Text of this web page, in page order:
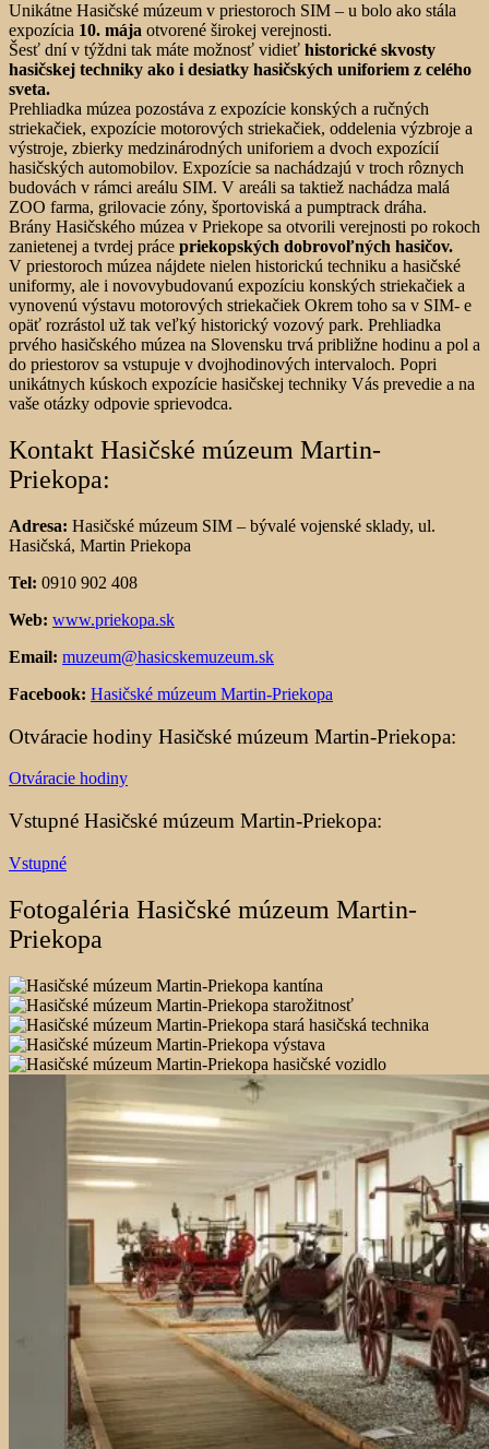
Unikátne Hasičské múzeum v priestoroch SIM – u bolo ako stála
expozícia 10. mája otvorené širokej verejnosti.
Šesť dní v týždni tak máte možnosť vidieť historické skvosty
hasičskej techniky ako i desiatky hasičských uniforiem z celého
sveta.
Prehliadka múzea pozostáva z expozície konských a ručných
striekačiek, expozície motorových striekačiek, oddelenia výzbroje a
výstroje, zbierky medzinárodných uniforiem a dvoch expozícií
hasičských automobilov. Expozície sa nachádzajú v troch rôznych
budovách v rámci areálu SIM. V areáli sa taktiež nachádza malá
ZOO farma, grilovacie zóny, športoviská a pumptrack dráha.
Brány Hasičského múzea v Priekope sa otvorili verejnosti po rokoch
zanietenej a tvrdej práce priekopských dobrovoľných hasičov.
V priestoroch múzea nájdete nielen historickú techniku a hasičské
uniformy, ale i novovybudovanú expozíciu konských striekačiek a
vynovenú výstavu motorových striekačiek Okrem toho sa v SIM- e
opäť rozrástol už tak veľký historický vozový park. Prehliadka
prvého hasičského múzea na Slovensku trvá približne hodinu a pol a
do priestorov sa vstupuje v dvojhodinových intervaloch. Popri
unikátnych kúskoch expozície hasičskej techniky Vás prevedie a na
vaše otázky odpovie sprievodca.
Kontakt Hasičské múzeum Martin-
Priekopa:
Adresa: Hasičské múzeum SIM – bývalé vojenské sklady, ul.
Hasičská, Martin Priekopa
Tel: 0910 902 408
Web: www.priekopa.sk
Email: muzeum@hasicskemuzeum.sk
Facebook: Hasičské múzeum Martin-Priekopa
Otváracie hodiny Hasičské múzeum Martin-Priekopa:
Otváracie hodiny
Vstupné Hasičské múzeum Martin-Priekopa:
Vstupné
Fotogaléria Hasičské múzeum Martin-
Priekopa